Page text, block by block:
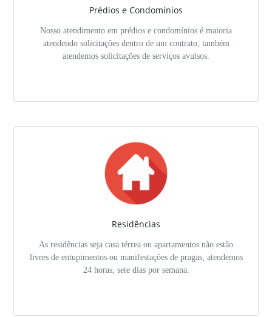
Prédios e Condomínios
Nosso atendimento em prédios e condomínios é maioria
atendendo solicitações dentro de um contrato, também
atendemos solicitações de serviços avulsos.
Residências
As residências seja casa térrea ou apartamentos não estão
livres de entupimentos ou manifestações de pragas, atendemos
24 horas, sete dias por semana.